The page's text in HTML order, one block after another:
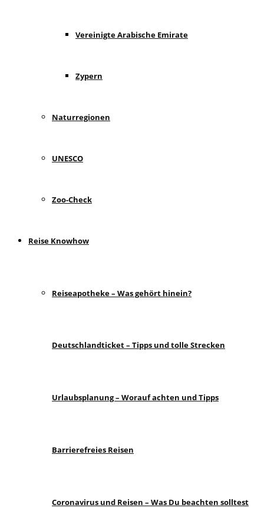
Vereinigte Arabische Emirate
Zypern
Naturregionen
UNESCO
Zoo-Check
Reise Knowhow
Reiseapotheke – Was gehört hinein?
Deutschlandticket – Tipps und tolle Strecken
Urlaubsplanung – Worauf achten und Tipps
Barrierefreies Reisen
Coronavirus und Reisen – Was Du beachten solltest